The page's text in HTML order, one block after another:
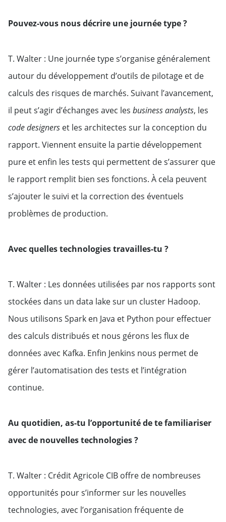
Pouvez-vous nous décrire une journée type ?
T. Walter : Une journée type s’organise généralement
autour du développement d’outils de pilotage et de
calculs des risques de marchés. Suivant l’avancement,
il peut s’agir d’échanges avec les business analysts, les
code designers et les architectes sur la conception du
rapport. Viennent ensuite la partie développement
pure et enfin les tests qui permettent de s’assurer que
le rapport remplit bien ses fonctions. À cela peuvent
s’ajouter le suivi et la correction des éventuels
problèmes de production.
Avec quelles technologies travailles-tu ?
T. Walter : Les données utilisées par nos rapports sont
stockées dans un data lake sur un cluster Hadoop.
Nous utilisons Spark en Java et Python pour effectuer
des calculs distribués et nous gérons les flux de
données avec Kafka. Enfin Jenkins nous permet de
gérer l’automatisation des tests et l’intégration
continue.
Au quotidien, as-tu l’opportunité de te familiariser
avec de nouvelles technologies ?
T. Walter : Crédit Agricole CIB offre de nombreuses
opportunités pour s’informer sur les nouvelles
technologies, avec l’organisation fréquente de